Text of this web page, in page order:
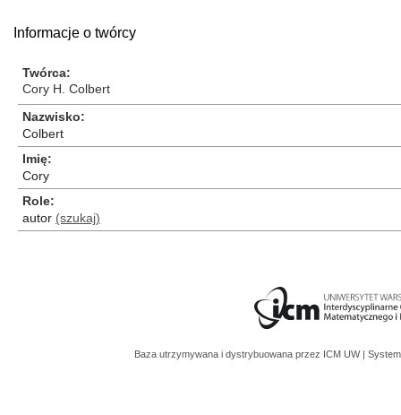
Informacje o twórcy
Twórca
Cory H. Colbert
Nazwisko
Colbert
Imię
Cory
Role
autor (szukaj)
Baza utrzymywana i dystrybuowana przez ICM UW |